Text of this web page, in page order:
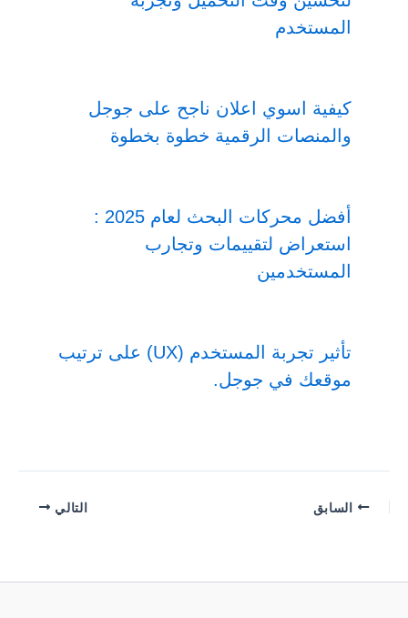
المستخدم
كيفية اسوي اعلان ناجح على جوجل
والمنصات الرقمية خطوة بخطوة
أفضل محركات البحث لعام 2025 :
استعراض لتقييمات وتجارب
المستخدمين
تأثير تجربة المستخدم (UX) على ترتيب
موقعك في جوجل.
السابق التالي